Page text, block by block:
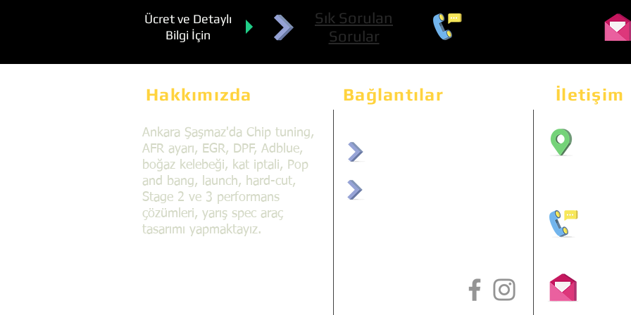
Ücret ve Detaylı
Bilgi İçin
Sık Sorulan
Sorular
Hakkımızda Bağlantılar İletişim
Ankara Şaşmaz'da Chip tuning,
AFR ayarı, EGR, DPF, Adblue,
boğaz kelebeği, kat iptali, Pop
and bang, launch, hard-cut,
Stage 2 ve 3 performans
çözümleri, yarış spec araç
tasarımı yapmaktayız.